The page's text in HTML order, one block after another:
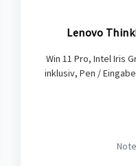
Lenovo
Win 11 Pro, Intel Iris
inklusiv, Pen /